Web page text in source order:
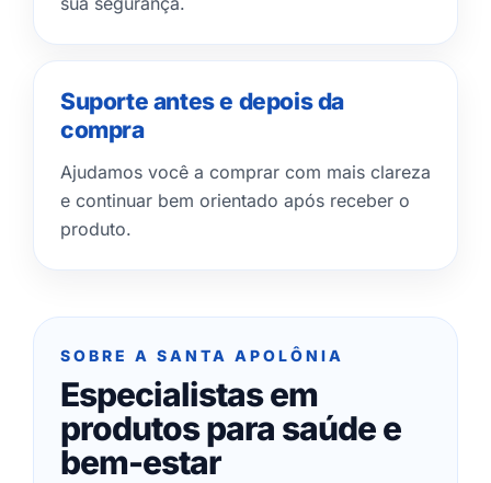
Suporte antes e depois da
compra
Ajudamos você a comprar com mais clareza
e continuar bem orientado após receber o
produto.
SOBRE A SANTA APOLÔNIA
Especialistas em
produtos para saúde e
bem-estar